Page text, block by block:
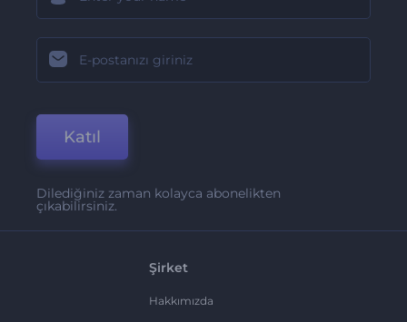
Katıl
Dilediğiniz zaman kolayca abonelikten
çıkabilirsiniz.
Şirket
Hakkımızda